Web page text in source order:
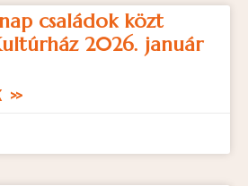
családok közt
2026. január
»